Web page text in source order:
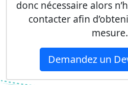
donc nécessaire alors
contacter afin
mesure.
Demandez un